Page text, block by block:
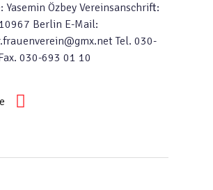
Yasemin Özbey Vereinsanschrift:
Berlin E-Mail:
Tel. 030-
030-693 01 10